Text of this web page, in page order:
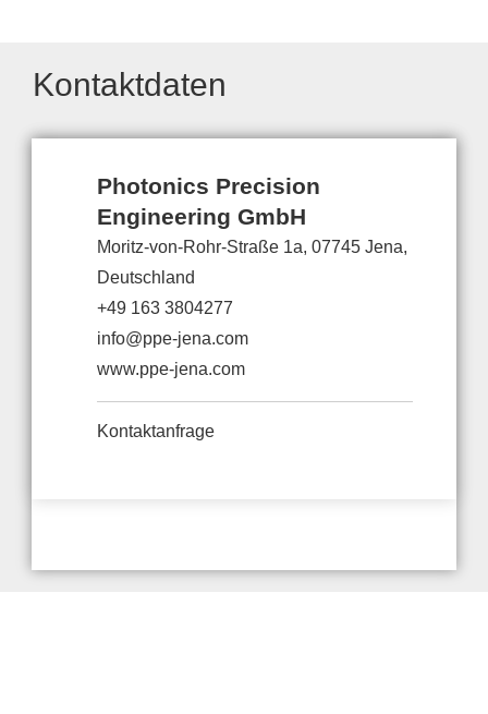
Kontaktdaten
Photonics Precision
Engineering GmbH
Moritz-von-Rohr-Straße 1a, 07745 Jena,
Deutschland
+49 163 3804277
info@ppe-jena.com
www.ppe-jena.com
Kontaktanfrage